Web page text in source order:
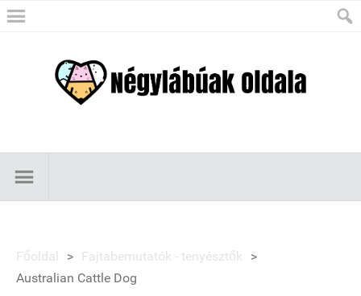
Főoldal > Fajtabemutatók - tenyésztők
>
Australian Cattle Dog